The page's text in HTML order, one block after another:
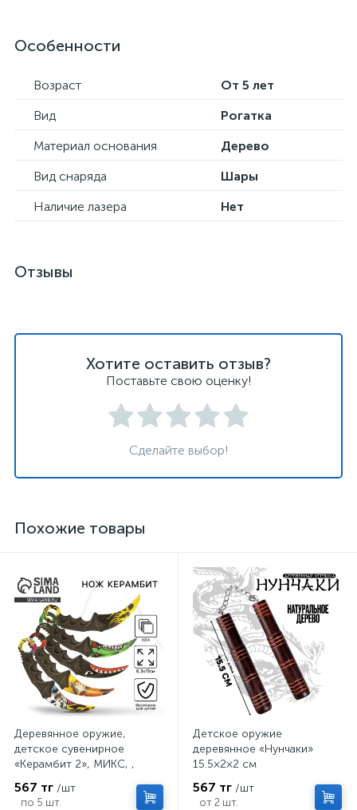
Особенности
Возраст
От 5 лет
Вид
Рогатка
Материал основания
Дерево
Вид снаряда
Шары
Наличие лазера
Нет
Отзывы
Хотите оставить отзыв?
Поставьте свою оценку!
Сделайте выбор!
Похожие товары
Деревянное оружие,
детское сувенирное
«Керамбит 2», МИКС, ,
567 тг /шт
по 5 шт.
Детское оружие
деревянное «Нунчаки»
15.5×2×2 см
567 тг /шт
от 2 шт.